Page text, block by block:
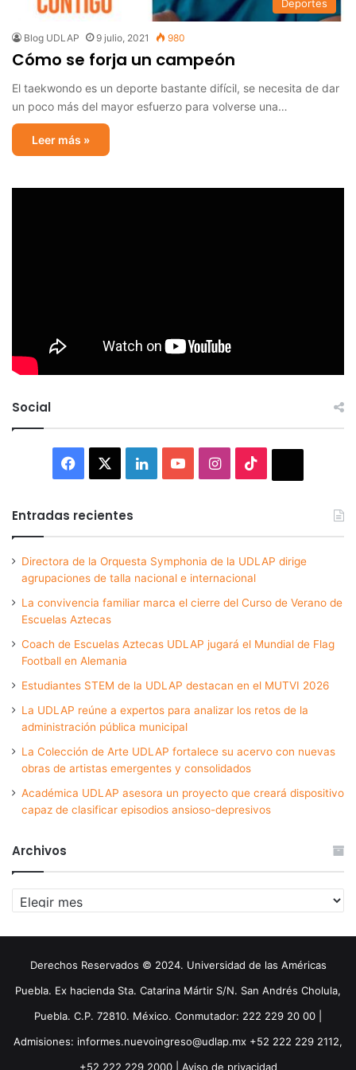
Deportes
Blog UDLAP 9 julio, 2021 980
Cómo se forja un campeón
El taekwondo es un deporte bastante difícil, se necesita de dar
un poco más del mayor esfuerzo para volverse una…
Leer más »
Social
Facebook LinkedInYouTubeInstagram
Entradas recientes
Directora de la Orquesta Symphonia de la UDLAP dirige
agrupaciones de talla nacional e internacional
La convivencia familiar marca el cierre del Curso de Verano de
Escuelas Aztecas
Coach de Escuelas Aztecas UDLAP jugará el Mundial de Flag
Football en Alemania
Estudiantes STEM de la UDLAP destacan en el MUTVI 2026
La UDLAP reúne a expertos para analizar los retos de la
administración pública municipal
La Colección de Arte UDLAP fortalece su acervo con nuevas
obras de artistas emergentes y consolidados
Académica UDLAP asesora un proyecto que creará dispositivo
capaz de clasificar episodios ansioso-depresivos
Archivos
Archivos
Derechos Reservados © 2024. Universidad de las Américas
Puebla. Ex hacienda Sta. Catarina Mártir S/N. San Andrés Cholula,
Puebla. C.P. 72810. México. Conmutador: 222 229 20 00 |
Admisiones: informes.nuevoingreso@udlap.mx +52 222 229 2112,
+52 222 229 2000 | Aviso de privacidad